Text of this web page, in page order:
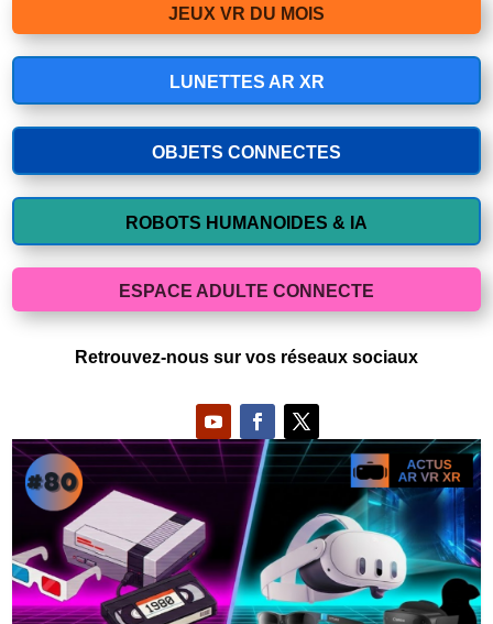
JEUX VR DU MOIS
LUNETTES AR XR
OBJETS CONNECTES
ROBOTS HUMANOIDES & IA
ESPACE ADULTE CONNECTE
Retrouvez-nous sur vos réseaux sociaux